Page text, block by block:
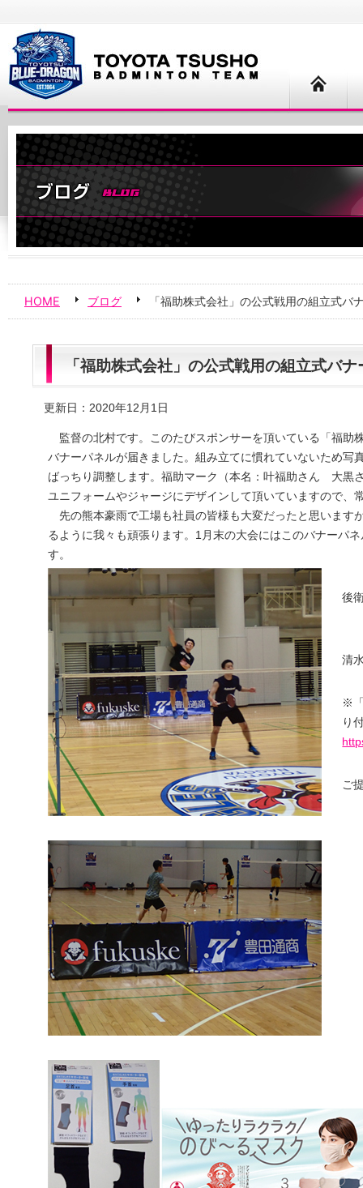
HOME ブログ 「福助株式会社」の公式戦用の組立式バ
「福助株式会社」の公式戦用の組立式バ
更新日：2020年12月1日
監督の北村です。このたびスポンサーを頂いている「福助
バナーパネルが届きました。組み立てに慣れていないため写
ばっちり調整します。福助マーク（本名：叶福助さん 大黒
ユニフォームやジャージにデザインして頂いていますので、
先の熊本豪雨で工場も社員の皆様も大変だったと思います
るように我々も頑張ります。1月末の大会にはこのバナーパ
す。
後
清
※
り
ご